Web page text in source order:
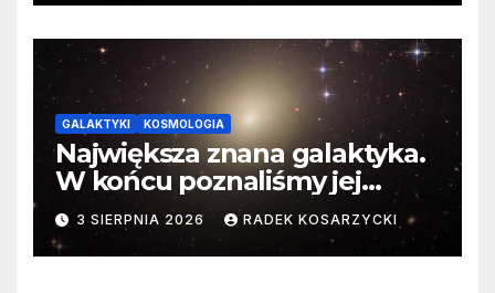
GALAKTYKI KOSMOLOGIA
Największa znana galaktyka.
W końcu poznaliśmy jej
faktyczne wymiary
3 SIERPNIA 2026 RADEK KOSARZYCKI